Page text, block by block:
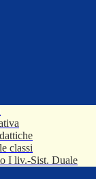
classi
I liv.-Sist. Duale